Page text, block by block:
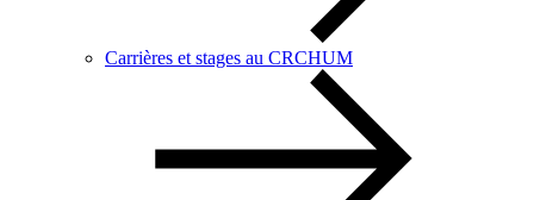
Carrières et stages au CRCHUM